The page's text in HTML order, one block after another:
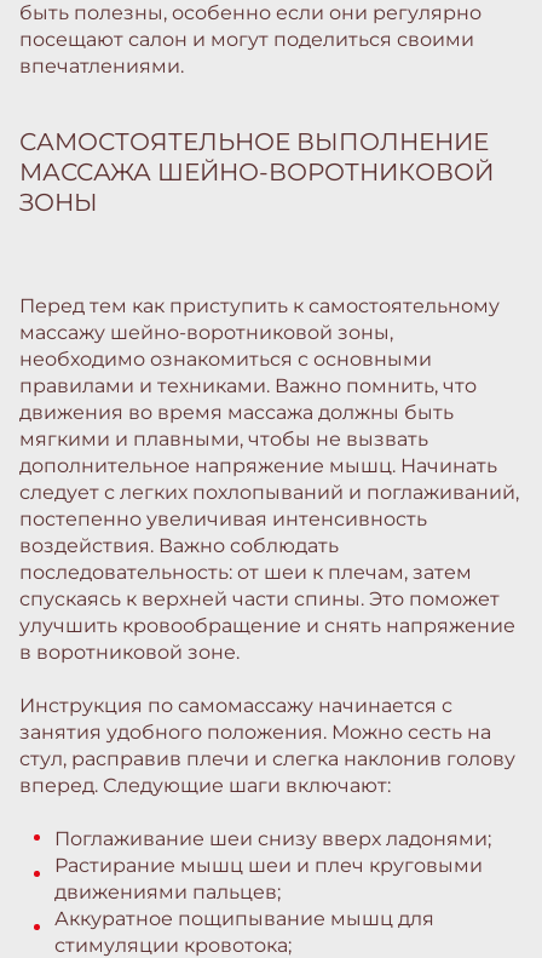
быть полезны, особенно если они регулярно
посещают салон и могут поделиться своими
впечатлениями.
САМОСТОЯТЕЛЬНОЕ ВЫПОЛНЕНИЕ
МАССАЖА ШЕЙНО-ВОРОТНИКОВОЙ
ЗОНЫ
Перед тем как приступить к самостоятельному
массажу шейно-воротниковой зоны,
необходимо ознакомиться с основными
правилами и техниками. Важно помнить, что
движения во время массажа должны быть
мягкими и плавными, чтобы не вызвать
дополнительное напряжение мышц. Начинать
следует с легких похлопываний и поглаживаний,
постепенно увеличивая интенсивность
воздействия. Важно соблюдать
последовательность: от шеи к плечам, затем
спускаясь к верхней части спины. Это поможет
улучшить кровообращение и снять напряжение
в воротниковой зоне.
Инструкция по самомассажу начинается с
занятия удобного положения. Можно сесть на
стул, расправив плечи и слегка наклонив голову
вперед. Следующие шаги включают:
Поглаживание шеи снизу вверх ладонями;
Растирание мышц шеи и плеч круговыми
движениями пальцев;
Аккуратное пощипывание мышц для
стимуляции кровотока;